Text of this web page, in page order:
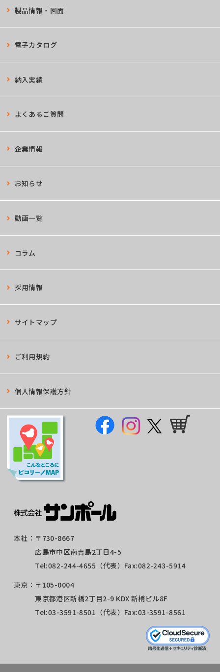
製品情報・図面
電子カタログ
納入実績
よくあるご質問
企業情報
お知らせ
動画一覧
コラム
採用情報
サイトマップ
ご利用規約
個人情報保護方針
本社： 〒730-8667
広島市中区南吉島2丁目4-5
Tel:082-244-4655 （代表）Fax:082-243-5914
東京： 〒105-0004
東京都港区新橋2丁目2-9 KDX 新橋ビル8F
Tel:03-3591-8501 （代表）Fax:03-3591-8561